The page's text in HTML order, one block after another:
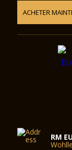
ACHETER
RM